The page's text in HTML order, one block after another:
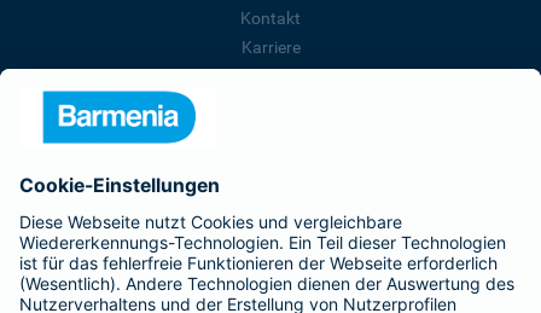
Kontakt
Karriere
Barmenia ist Teil der BarmeniaGothaer
BELIEBTE SEITEN
Kranken-Zusatzversicherung